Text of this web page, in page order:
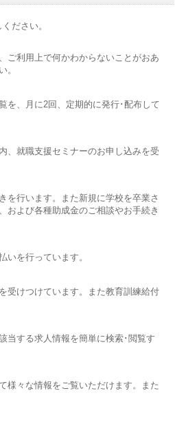
ださい。
ご利用上で何かわからないことがおあ
。
を、月に2回、定期的に発行･配布して
、就職支援セミナーのお申し込みを受
を行います。また新規に学校を卒業さ
および各種助成金のご相談やお手続き
いを行っています。
受けつけています。また教育訓練給付
当する求人情報を簡単に検索･閲覧す
様々な情報をご覧いただけます。また